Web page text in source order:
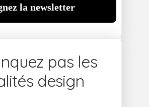
pas les
design